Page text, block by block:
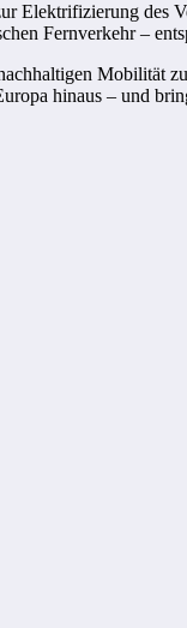
Elektrifizierung des
Fernverkehr –
Mobilität
hinaus – und